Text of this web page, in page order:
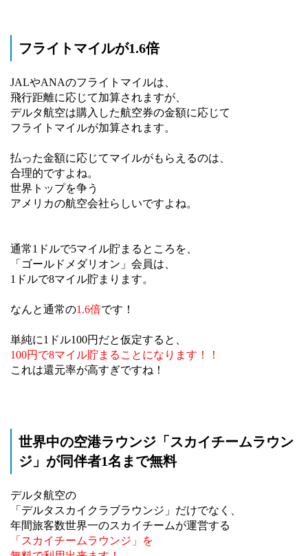
フライトマイルが1.6倍
JALやANAのフライトマイルは、
飛行距離に応じて加算されますが、
デルタ航空は購入した航空券の金額に応じて
フライトマイルが加算されます。
払った金額に応じてマイルがもらえるのは、
合理的ですよね。
世界トップを争う
アメリカの航空会社らしいですよね。
通常1ドルで5マイル貯まるところを、
「ゴールドメダリオン」会員は、
1ドルで8マイル貯まります。
なんと通常の1.6倍です！
単純に1ドル100円だと仮定すると、
100円で8マイル貯まることになります！！
これは還元率が高すぎですね！
世界中の空港ラウンジ「スカイチームラウン
ジ」が同伴者1名まで無料
デルタ航空の
「デルタスカイクラブラウンジ」だけでなく、
年間旅客数世界一のスカイチームが運営する
「スカイチームラウンジ」を